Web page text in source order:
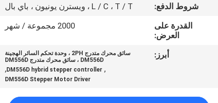
شروط الدفع:
L / C ، T / T ، ويسترن يونيون ، باي بال
القدرة على
العرض:
2000 مجموعة / شهر
أبرز:
سائق محرك متدرج 2PH ، وحدة تحكم السائر الهجينة
DM556D ، سائق محرك متدرج DM556D
,
DM556D hybrid stepper controller
,
DM556D Stepper Motor Driver